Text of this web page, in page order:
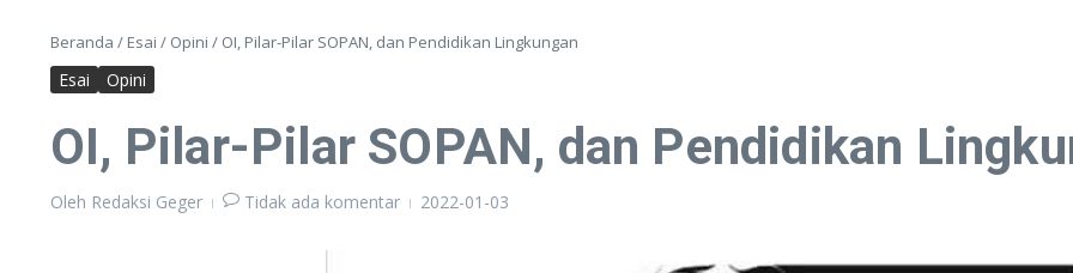
Beranda / Esai / Opini / OI, Pilar-Pilar SOPAN, dan Pendidikan Lingkungan
Esai Opini
OI, Pilar-Pilar SOPAN, dan Pendidikan
Oleh Redaksi Geger Tidak ada komentar 2022-01-03